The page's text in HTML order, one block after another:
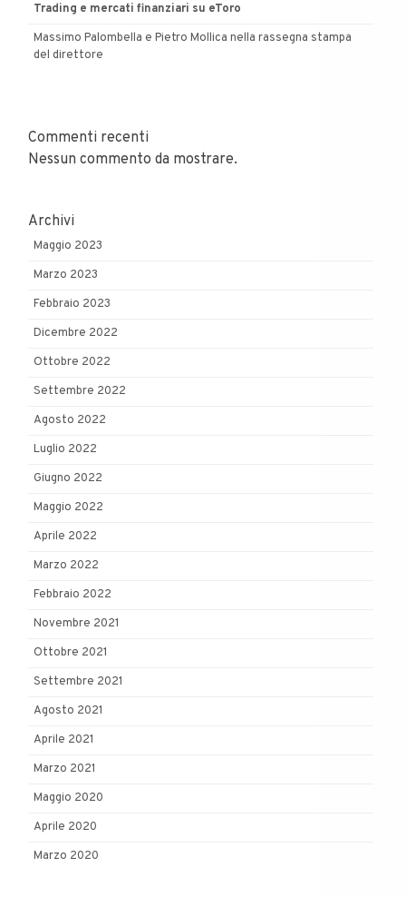
Trading e mercati finanziari su eToro
Massimo Palombella e Pietro Mollica nella rassegna stampa
del direttore
Commenti recenti
Nessun commento da mostrare.
Archivi
Maggio 2023
Marzo 2023
Febbraio 2023
Dicembre 2022
Ottobre 2022
Settembre 2022
Agosto 2022
Luglio 2022
Giugno 2022
Maggio 2022
Aprile 2022
Marzo 2022
Febbraio 2022
Novembre 2021
Ottobre 2021
Settembre 2021
Agosto 2021
Aprile 2021
Marzo 2021
Maggio 2020
Aprile 2020
Marzo 2020